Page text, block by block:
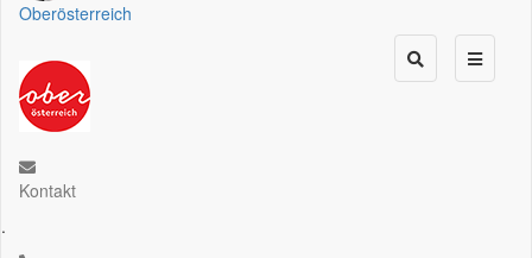
Oberösterreich
Kontakt
.